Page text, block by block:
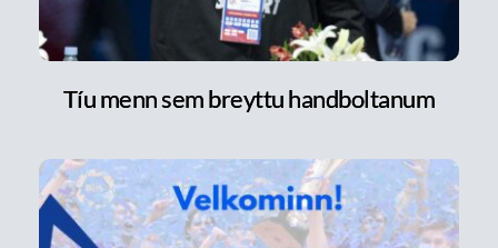
Tíu menn sem breyttu handboltanum